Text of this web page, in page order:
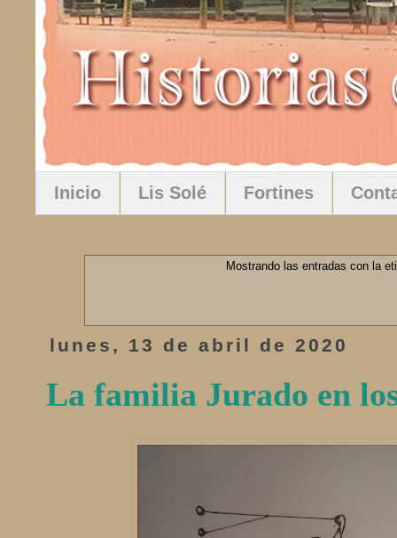
Inicio Lis Solé Fortines
Mostrando las entradas con la
lunes, 13 de abril de 2020
La familia Jurado en